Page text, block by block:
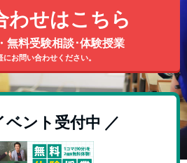
わせはこちら
無料受験相談･体験授業
お問い合わせください。
ベント受付中 ／